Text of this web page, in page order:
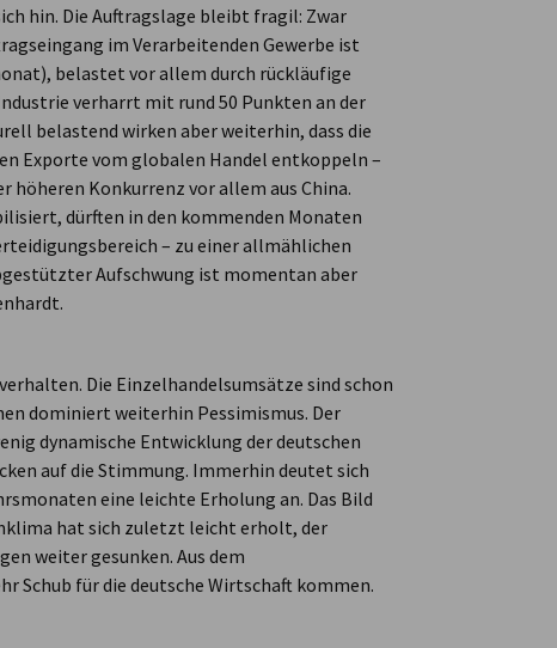
hin. Die Auftragslage bleibt fragil: Zwar
im Verarbeitenden Gewerbe ist
belastet vor allem durch rückläufige
verharrt mit rund 50 Punkten an der
belastend wirken aber weiterhin, dass die
Exporte vom globalen Handel entkoppeln –
Konkurrenz vor allem aus China.
dürften in den kommenden Monaten
– zu einer allmählichen
Aufschwung ist momentan aber
Die Einzelhandelsumsätze sind schon
dominiert weiterhin Pessimismus. Der
dynamische Entwicklung der deutschen
auf die Stimmung. Immerhin deutet sich
eine leichte Erholung an. Das Bild
hat sich zuletzt leicht erholt, der
weiter gesunken. Aus dem
Schub für die deutsche Wirtschaft kommen.